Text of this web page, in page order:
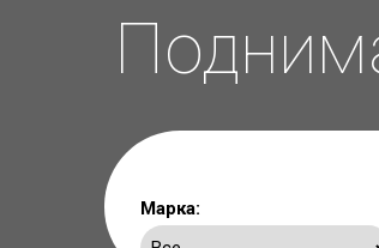
Марка: